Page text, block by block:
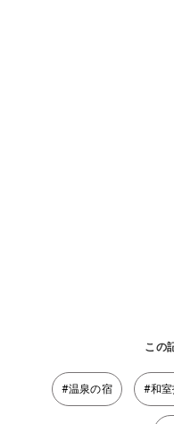
この
#温泉の宿 #和室